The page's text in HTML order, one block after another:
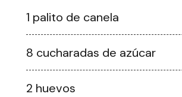
1 palito de canela
8 cucharadas de azúcar
2 huevos